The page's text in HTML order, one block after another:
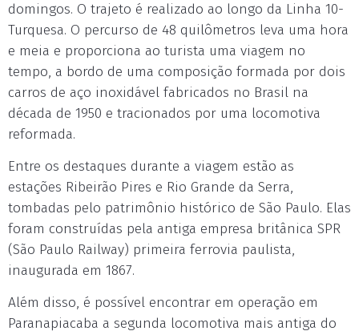
domingos. O trajeto é realizado ao longo da Linha 10-
Turquesa. O percurso de 48 quilômetros leva uma hora
e meia e proporciona ao turista uma viagem no
tempo, a bordo de uma composição formada por dois
carros de aço inoxidável fabricados no Brasil na
década de 1950 e tracionados por uma locomotiva
reformada.
Entre os destaques durante a viagem estão as
estações Ribeirão Pires e Rio Grande da Serra,
tombadas pelo patrimônio histórico de São Paulo. Elas
foram construídas pela antiga empresa britânica SPR
(São Paulo Railway) primeira ferrovia paulista,
inaugurada em 1867.
Além disso, é possível encontrar em operação em
Paranapiacaba a segunda locomotiva mais antiga do